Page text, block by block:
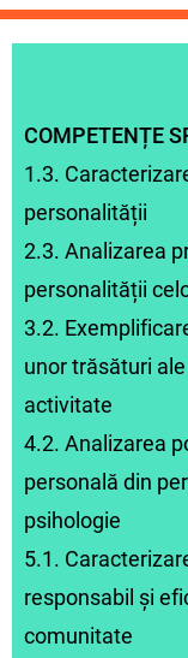
COMPETENȚE
1.3.
personalității
2.3. Analizarea
personalității
3.2.
unor trăsături
activitate
4.2. Analizarea
personală din
psihologie
5.1.
responsabil şi
comunitate